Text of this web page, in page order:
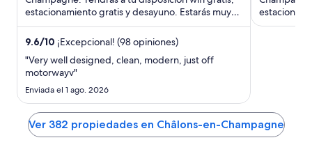
en
total
por
noche
ago
al
17
estacionamiento gratis y desayuno. Estarás muy
cerca de atracciones como ...
9.6/10 ¡Excepcional! (98 opiniones)
"Very well designed, clean, modern, just off
motorwayv"
Enviada el 1 ago. 2026
cerca de
Ver 382 propiedades en Châlons-en-Champagne